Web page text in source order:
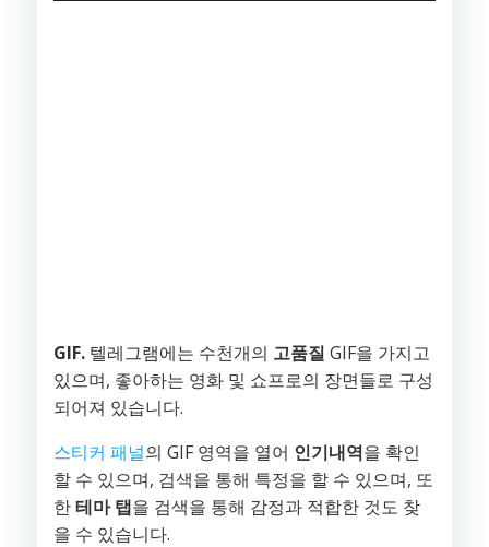
GIF. 텔레그램에는 수천개의 고품질 GIF을 가지고
있으며, 좋아하는 영화 및 쇼프로의 장면들로 구성
되어져 있습니다.
스티커 패널의 GIF 영역을 열어 인기내역을 확인
할 수 있으며, 검색을 통해 특정을 할 수 있으며, 또
한테마 탭을 검색을 통해 감정과 적합한 것도 찾
을 수 있습니다.